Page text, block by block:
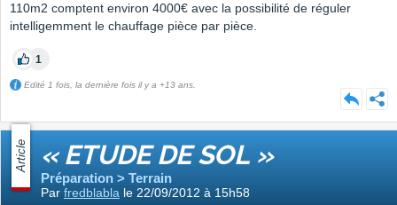
110m2 comptent environ 4000€ avec la possibilité de réguler
intelligemment le chauffage pièce par pièce.
1
Edité 1 fois, la dernière fois il y a +13 ans.
Article « ETUDE DE SOL »
Préparation > Terrain
Par fredblabla le 22/09/2012 à 15h58